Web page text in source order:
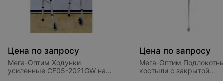
Цена по запросу
Мега-Оптим Ходунки
усиленные CF05-2021GW на
Цена по запросу
Мега-Оптим
костыли с закрытой